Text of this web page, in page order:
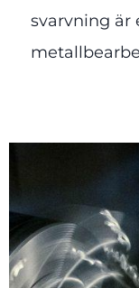
svarvning är